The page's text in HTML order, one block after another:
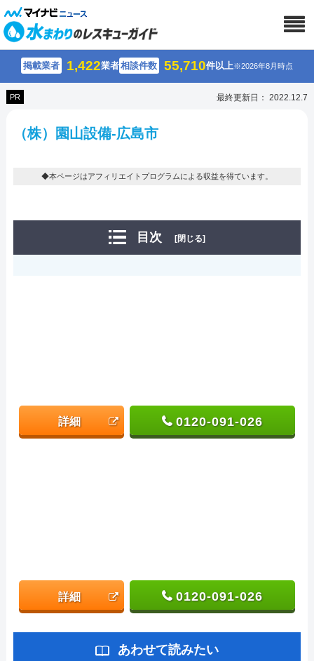
掲載業者 1,422業者相談件数 55,710件以上※2026年8月時点
PR 最終更新日： 2022.12.7
（株）園山設備-広島市
◆本ページはアフィリエイトプログラムによる収益を得ています。
目次 [閉じる]
詳細 0120-091-026
詳細 0120-091-026
あわせて読みたい